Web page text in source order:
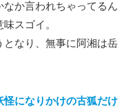
か言われちゃってるん
スゴイ。
となり、無事に阿湘は岳
怪になりかけの古狐だけ